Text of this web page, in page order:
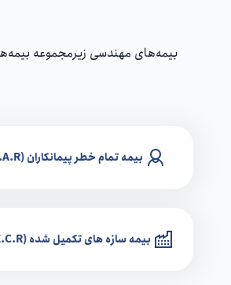
بیمه‌های مهندسی زیرمجموعه
بیمه تمام خطر پیمانکاران (C.A.R)
بیمه سازه های تکمیل شده (C.E.C.R)